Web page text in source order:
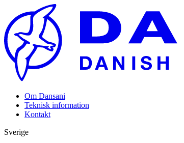
Om Dansani
Teknisk information
Kontakt
Sverige